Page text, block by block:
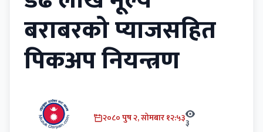
बराबरको प्याजसहित
पिकअप नियन्त्रण
२०८० पुष २, सोमबार १२:५३३